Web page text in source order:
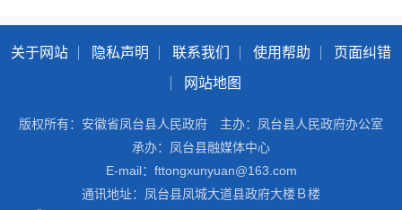
关于网站 隐私声明 联系我们 使用帮助
页面纠错
网站地图
版权所有：安徽省凤台县人民政府
主办：凤台县人民政府办公室
承办：凤台县融媒体中心
E-mail：fttongxunyuan@163.com
通讯地址：凤台县凤城大道县政府大楼Ｂ楼